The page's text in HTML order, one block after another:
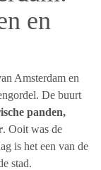
en
Amsterdam en
De buurt
panden,
. Ooit was de
is het een van de
stad.